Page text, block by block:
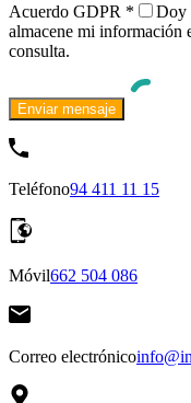
Acuerdo GDPR *
Doy
almacene mi información
consulta.
Teléfono94 411 11 15
Móvil662 504 086
Correo electrónico